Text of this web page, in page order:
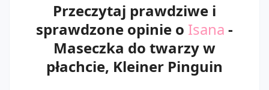
Przeczytaj prawdziwe i
sprawdzone opinie o Isana -
Maseczka do twarzy w
płachcie, Kleiner Pinguin